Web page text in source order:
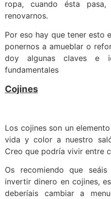
ropa, cuando ésta pasa,
renovarnos.
Por eso hay que tener esto
ponernos a amueblar o
doy algunas claves e
fundamentales
Cojines
Los cojines son un
vida y color a nuestro
Creo que podría vivir entre
Os recomiendo que
invertir dinero en cojines,
deberíais cambiar a